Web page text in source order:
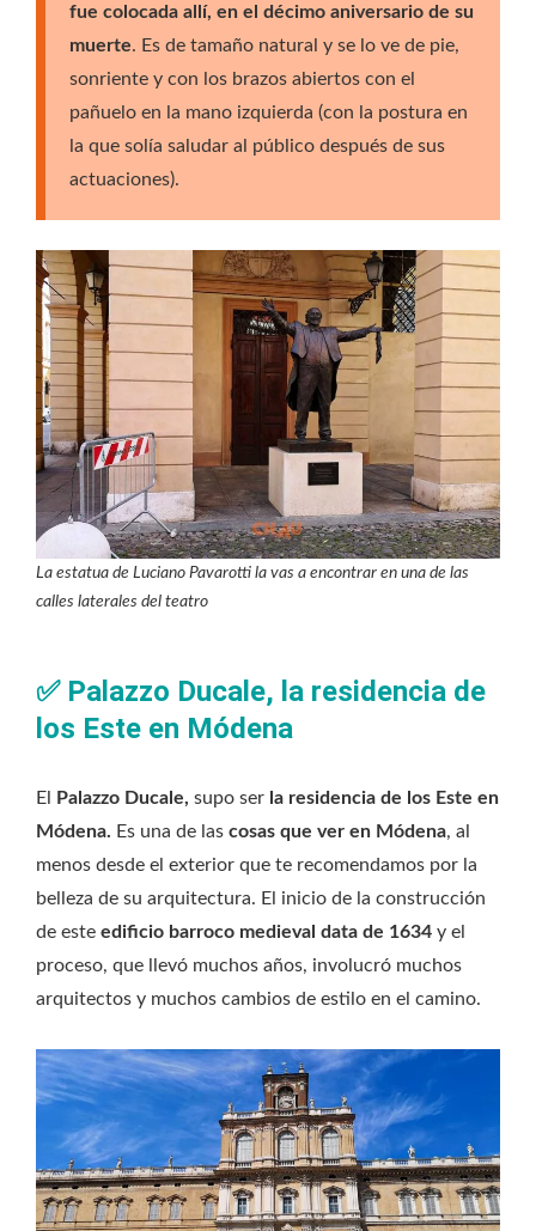
fue colocada allí, en el décimo aniversario de su
muerte. Es de tamaño natural y se lo ve de pie,
sonriente y con los brazos abiertos con el
pañuelo en la mano izquierda (con la postura en
la que solía saludar al público después de sus
actuaciones).
La estatua de Luciano Pavarotti la vas a encontrar en una de las
calles laterales del teatro
✅ Palazzo Ducale, la residencia de
los Este en Módena
El Palazzo Ducale, supo ser la residencia de los Este en
Módena. Es una de las cosas que ver en Módena, al
menos desde el exterior que te recomendamos por la
belleza de su arquitectura. El inicio de la construcción
de este edificio barroco medieval data de 1634 y el
proceso, que llevó muchos años, involucró muchos
arquitectos y muchos cambios de estilo en el camino.